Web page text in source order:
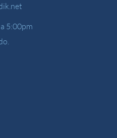
5:00pm